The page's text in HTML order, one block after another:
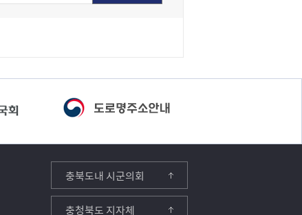
충북도내 시군의회
충청북도 지자체